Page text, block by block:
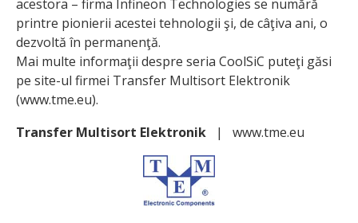
acestora – firma Infineon Technologies se numără
printre pionierii acestei tehnologii şi, de câţiva ani, o
dezvoltă în permanenţă.
Mai multe informaţii despre seria CoolSiC puteţi găsi
pe site-ul firmei Transfer Multisort Elektronik
(www.tme.eu).
Transfer Multisort Elektronik | www.tme.eu